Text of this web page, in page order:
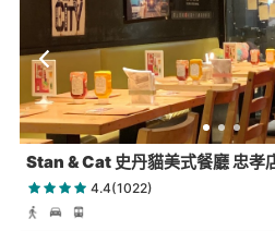
Stan & Cat 史丹貓美式餐廳 忠孝
4.4(1022)